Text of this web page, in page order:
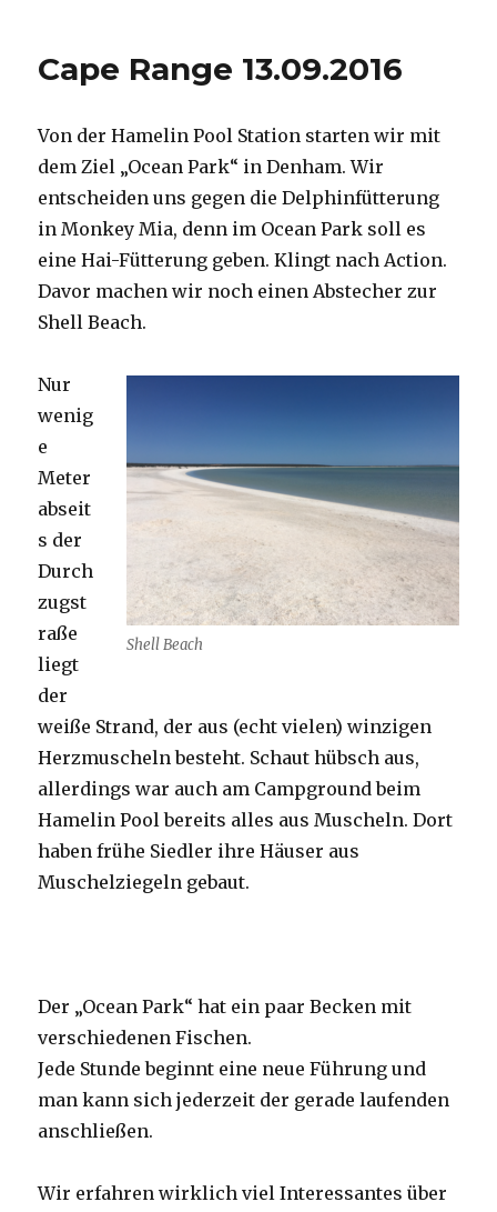
Cape Range 13.09.2016
Von der Hamelin Pool Station starten wir mit
dem Ziel „Ocean Park“ in Denham. Wir
entscheiden uns gegen die Delphinfütterung
in Monkey Mia, denn im Ocean Park soll es
eine Hai-Fütterung geben. Klingt nach Action.
Davor machen wir noch einen Abstecher zur
Shell Beach.
Shell Beach
Nur
wenig
e
Meter
abseit
s der
Durch
zugst
raße
liegt
der
weiße Strand, der aus (echt vielen) winzigen
Herzmuscheln besteht. Schaut hübsch aus,
allerdings war auch am Campground beim
Hamelin Pool bereits alles aus Muscheln. Dort
haben frühe Siedler ihre Häuser aus
Muschelziegeln gebaut.
Der „Ocean Park“ hat ein paar Becken mit
verschiedenen Fischen.
Jede Stunde beginnt eine neue Führung und
man kann sich jederzeit der gerade laufenden
anschließen.
Wir erfahren wirklich viel Interessantes über